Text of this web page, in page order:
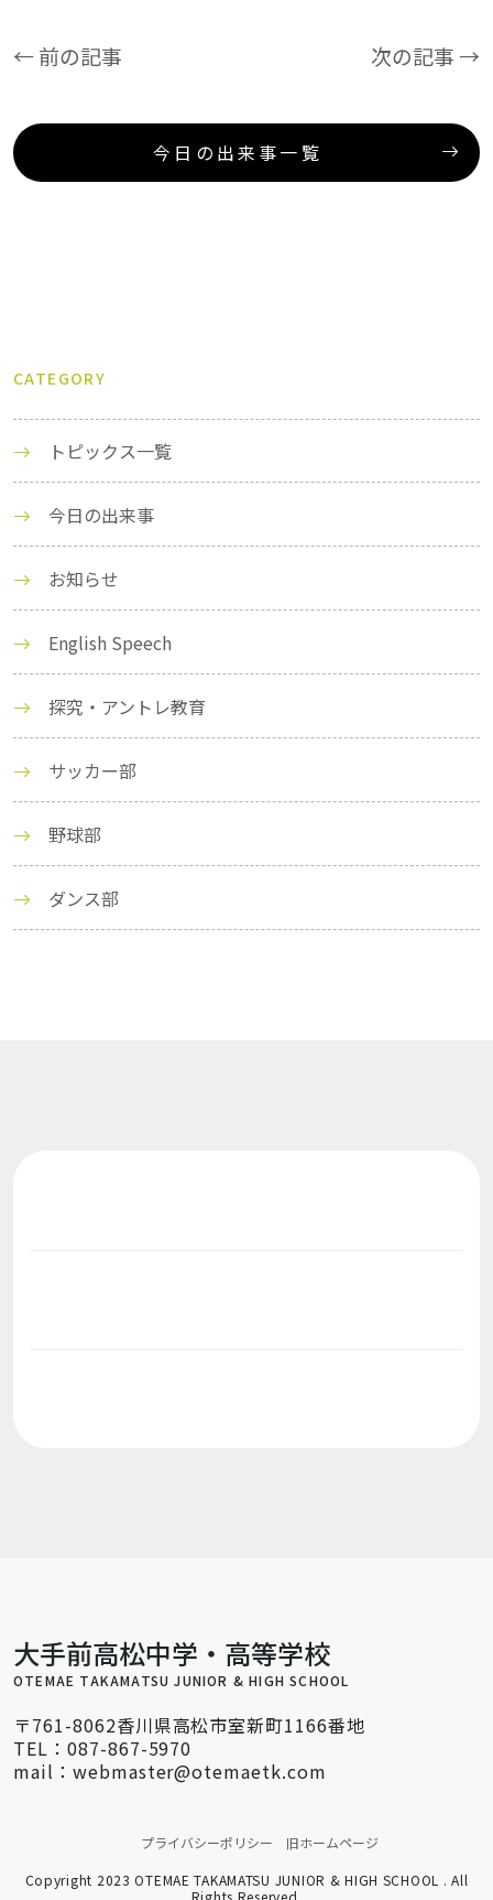
← 前の記事 次の記事 →
今日の出来事一覧
CATEGORY
トピックス一覧
今日の出来事
お知らせ
English Speech
探究・アントレ教育
サッカー部
野球部
ダンス部
大手前高松中学・高等学校
OTEMAE TAKAMATSU JUNIOR & HIGH SCHOOL
〒761-8062香川県高松市室新町1166番地
TEL：087-867-5970
mail：webmaster@otemaetk.com
プライバシーポリシー
旧ホームページ
Copyright 2023 OTEMAE TAKAMATSU JUNIOR & HIGH SCHOOL . All